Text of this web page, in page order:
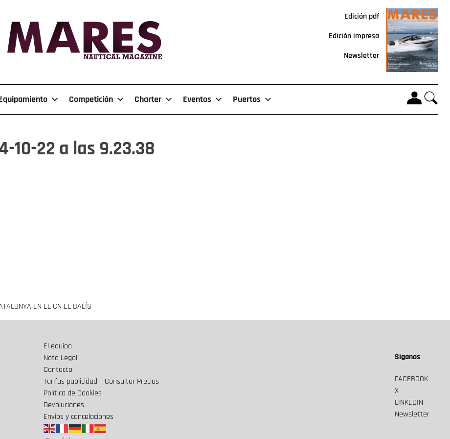
Edición pdf
Edición impresa
Newsletter
Competición Charter Eventos Puertos
10-22 a las 9.23.38
EN EL CN EL BALÍS
El equipo
Nota Legal
Contacto
Tarifas publicidad – Consultar Precios
Política de Cookies
Devoluciones
Envios y cancelaciones
Siganos
FACEBOOK
X
LINKEDIN
Newsletter